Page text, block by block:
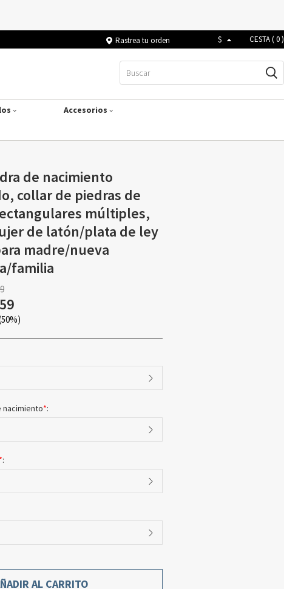
Rastrea tu orden $ CESTA (0)
Accesorios
de nacimiento
collar de piedras de
múltiples,
de latón/plata de ley
madre/nueva
familia
nacimiento*:
*:
AL CARRITO